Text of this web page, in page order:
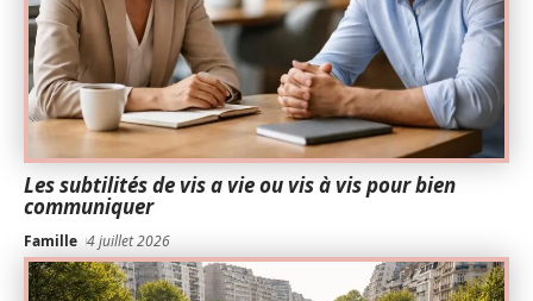
Les subtilités de vis a vie ou vis à vis pour bien
communiquer
Famille 4 juillet 2026